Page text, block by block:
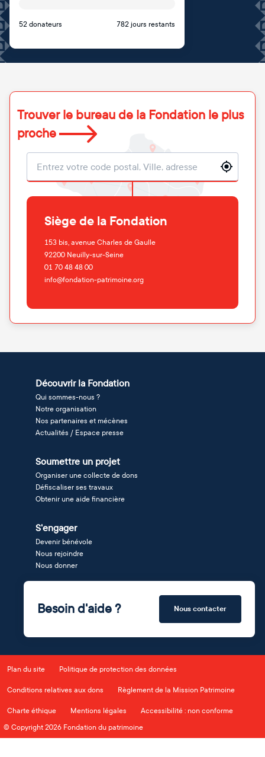
52 donateurs 782 jours restants
Trouver le bureau de la Fondation le plus
proche
Localisation
Siège de la Fondation
153 bis, avenue Charles de Gaulle
92200 Neuilly-sur-Seine
01 70 48 48 00
info@fondation-patrimoine.org
Découvrir la Fondation
Qui sommes-nous ?
Notre organisation
Nos partenaires et mécènes
Actualités / Espace presse
Soumettre un projet
Organiser une collecte de dons
Défiscaliser ses travaux
Obtenir une aide financière
S'engager
Devenir bénévole
Nous rejoindre
Nous donner
Besoin d'aide ? Nous contacter
Plan du site Politique de protection des données
Conditions relatives aux dons Règlement de la Mission Patrimoine
Charte éthique Mentions légales
Accessibilité : non conforme
© Copyright 2026 Fondation du patrimoine